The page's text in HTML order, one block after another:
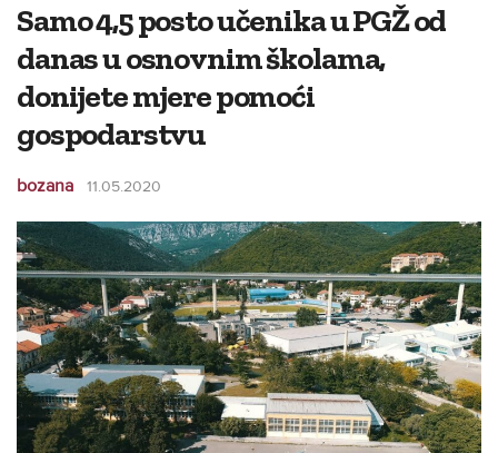
Samo 4,5 posto učenika u PGŽ od
danas u osnovnim školama,
donijete mjere pomoći
gospodarstvu
bozana 11.05.2020